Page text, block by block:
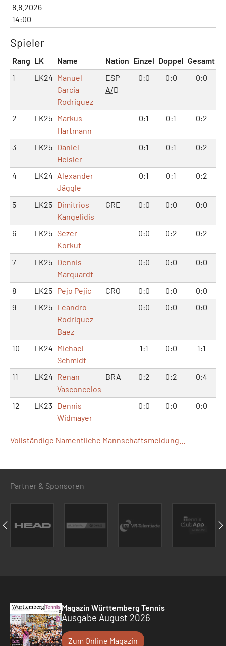
8.8.2026
14:00
Spieler
Rang LK Name Nation Einzel Doppel Gesamt
1
LK24 Manuel
Garcia
Rodriguez
ESP
A/D
0:0 0:0 0:0
2 LK25 Markus
Hartmann
0:1 0:1 0:2
3 LK25 Daniel
Heisler
0:1 0:1 0:2
4 LK24 Alexander
Jäggle
0:1 0:1 0:2
5 LK25 Dimitrios
Kangelidis
GRE 0:0 0:0 0:0
6 LK25 Sezer
Korkut
0:0 0:2 0:2
7 LK25 Dennis
Marquardt
0:0 0:0 0:0
8 LK25 Pejo Pejic CRO 0:0 0:0
0:0
9
LK25 Leandro
Rodriguez
Baez
0:0 0:0 0:0
10 LK24 Michael
Schmidt
1:1 0:0 1:1
11 LK24 Renan
Vasconcelos
BRA 0:2 0:2 0:4
12 LK23 Dennis
Widmayer
0:0 0:0 0:0
Vollständige Namentliche Mannschaftsmeldung...
Partner & Sponsoren
Magazin Württemberg Tennis
Ausgabe August 2026
Zum Online Magazin